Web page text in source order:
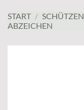
START / SCHÜTZEN
ABZEICHEN